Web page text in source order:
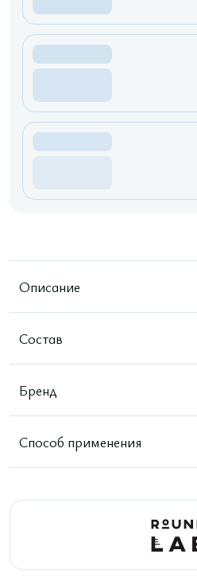
Описание
Состав
Бренд
Способ применения